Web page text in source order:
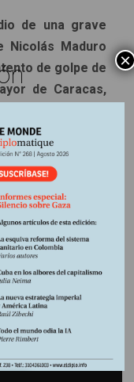
de una grave
Nicolás Maduro
de golpe de
de Caracas,
del interior del
×